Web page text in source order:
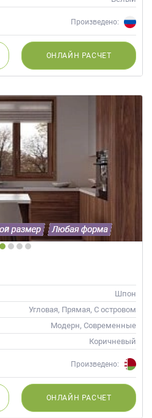
Произведено:
ОНЛАЙН РАСЧЕТ
Шпон
Угловая, Прямая, С островом
Модерн, Современные
Коричневый
Произведено:
ОНЛАЙН РАСЧЕТ